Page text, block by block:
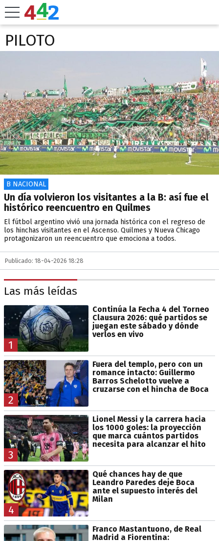
PILOTO
B NACIONAL
Un día volvieron los visitantes a la B: así fue el
histórico reencuentro en Quilmes
El fútbol argentino vivió una jornada histórica con el regreso de
los hinchas visitantes en el Ascenso. Quilmes y Nueva Chicago
protagonizaron un reencuentro que emociona a todos.
Publicado: 18-04-2026 18:28
Las más leídas
1
Continúa la Fecha 4 del Torneo
Clausura 2026: qué partidos se
juegan este sábado y dónde
verlos en vivo
2
Fuera del templo, pero con un
romance intacto: Guillermo
Barros Schelotto vuelve a
cruzarse con el hincha de Boca
3
Lionel Messi y la carrera hacia
los 1000 goles: la proyección
que marca cuántos partidos
necesita para alcanzar el hito
4
Qué chances hay de que
Leandro Paredes deje Boca
ante el supuesto interés del
Milan
Franco Mastantuono, de Real
Madrid a Fiorentina: